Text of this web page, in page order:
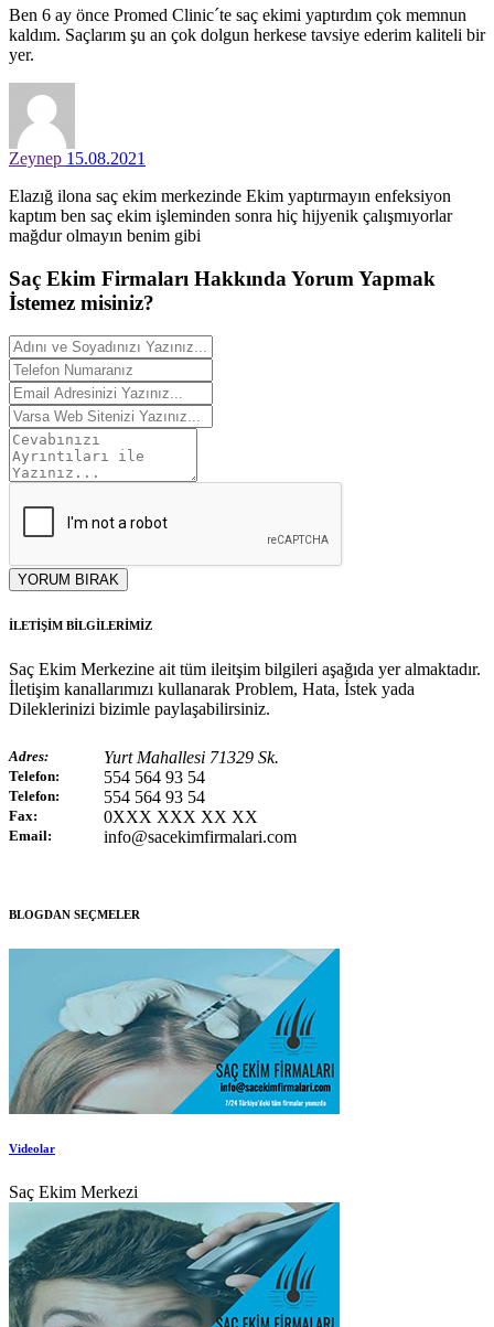
Ben 6 ay önce Promed Clinic´te saç ekimi yaptırdım çok memnun
kaldım. Saçlarım şu an çok dolgun herkese tavsiye ederim kaliteli bir
yer.
Zeynep 15.08.2021
Elazığ ilona saç ekim merkezinde Ekim yaptırmayın enfeksiyon
kaptım ben saç ekim işleminden sonra hiç hijyenik çalışmıyorlar
mağdur olmayın benim gibi
Saç Ekim Firmaları Hakkında Yorum Yapmak
İstemez misiniz?
YORUM BIRAK
İLETİŞİM BİLGİLERİMİZ
Saç Ekim Merkezine ait tüm ileitşim bilgileri aşağıda yer almaktadır.
İletişim kanallarımızı kullanarak Problem, Hata, İstek yada
Dileklerinizi bizimle paylaşabilirsiniz.
Adres: Yurt Mahallesi 71329 Sk.
Telefon: 554 564 93 54
Telefon: 554 564 93 54
Fax: 0XXX XXX XX XX
Email: info@sacekimfirmalari.com
BLOGDAN SEÇMELER
Videolar
Saç Ekim Merkezi